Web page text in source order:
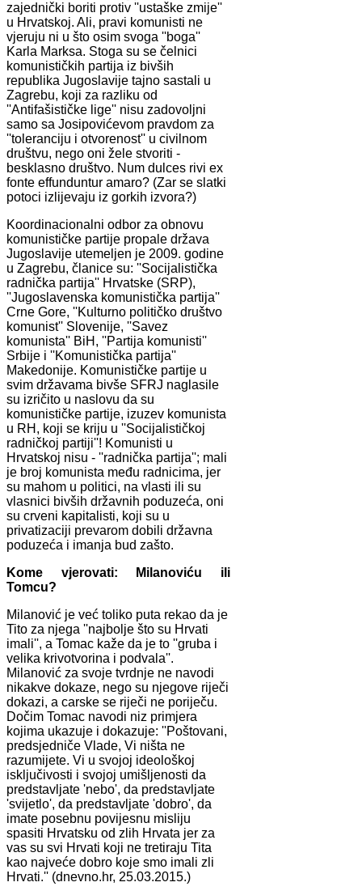
zajednički boriti protiv ''ustaške zmije''
u Hrvatskoj. Ali, pravi komunisti ne
vjeruju ni u što osim svoga ''boga''
Karla Marksa. Stoga su se čelnici
komunističkih partija iz bivših
republika Jugoslavije tajno sastali u
Zagrebu, koji za razliku od
''Antifašističke lige'' nisu zadovoljni
samo sa Josipovićevom pravdom za
''toleranciju i otvorenost'' u civilnom
društvu, nego oni žele stvoriti -
besklasno društvo. Num dulces rivi ex
fonte effunduntur amaro? (Zar se slatki
potoci izlijevaju iz gorkih izvora?)
Koordinacionalni odbor za obnovu
komunističke partije propale država
Jugoslavije utemeljen je 2009. godine
u Zagrebu, članice su: ''Socijalistička
radnička partija'' Hrvatske (SRP),
''Jugoslavenska komunistička partija''
Crne Gore, ''Kulturno političko društvo
komunist'' Slovenije, ''Savez
komunista'' BiH, ''Partija komunisti''
Srbije i ''Komunistička partija''
Makedonije. Komunističke partije u
svim državama bivše SFRJ naglasile
su izričito u naslovu da su
komunističke partije, izuzev komunista
u RH, koji se kriju u ''Socijalističkoj
radničkoj partiji''! Komunisti u
Hrvatskoj nisu - ''radnička partija''; mali
je broj komunista među radnicima, jer
su mahom u politici, na vlasti ili su
vlasnici bivših državnih poduzeća, oni
su crveni kapitalisti, koji su u
privatizaciji prevarom dobili državna
poduzeća i imanja bud zašto.
Kome vjerovati: Milanoviću ili
Tomcu?
Milanović je već toliko puta rekao da je
Tito za njega ''najbolje što su Hrvati
imali'', a Tomac kaže da je to ''gruba i
velika krivotvorina i podvala''.
Milanović za svoje tvrdnje ne navodi
nikakve dokaze, nego su njegove riječi
dokazi, a carske se riječi ne poriječu.
Dočim Tomac navodi niz primjera
kojima ukazuje i dokazuje: ''Poštovani,
predsjedniče Vlade, Vi ništa ne
razumijete. Vi u svojoj ideološkoj
isključivosti i svojoj umišljenosti da
predstavljate 'nebo', da predstavljate
'svijetlo', da predstavljate 'dobro', da
imate posebnu povijesnu misliju
spasiti Hrvatsku od zlih Hrvata jer za
vas su svi Hrvati koji ne tretiraju Tita
kao najveće dobro koje smo imali zli
Hrvati.'' (dnevno.hr, 25.03.2015.)